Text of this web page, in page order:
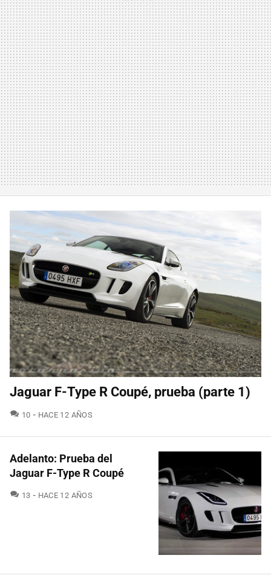
Jaguar F-Type R Coupé, prueba (parte 1)
10 COMENTARIOS
HACE 12 AÑOS
Adelanto: Prueba del
Jaguar F-Type R Coupé
13 COMENTARIOS
HACE 12 AÑOS